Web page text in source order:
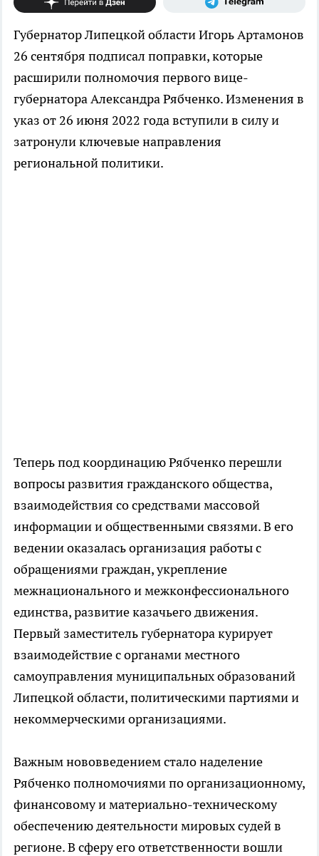
Губернатор Липецкой области Игорь Артамонов
26 сентября подписал поправки, которые
расширили полномочия первого вице-
губернатора Александра Рябченко. Изменения в
указ от 26 июня 2022 года вступили в силу и
затронули ключевые направления
региональной политики.
Теперь под координацию Рябченко перешли
вопросы развития гражданского общества,
взаимодействия со средствами массовой
информации и общественными связями. В его
ведении оказалась организация работы с
обращениями граждан, укрепление
межнационального и межконфессионального
единства, развитие казачьего движения.
Первый заместитель губернатора курирует
взаимодействие с органами местного
самоуправления муниципальных образований
Липецкой области, политическими партиями и
некоммерческими организациями.
Важным нововведением стало наделение
Рябченко полномочиями по организационному,
финансовому и материально-техническому
обеспечению деятельности мировых судей в
регионе. В сферу его ответственности вошли